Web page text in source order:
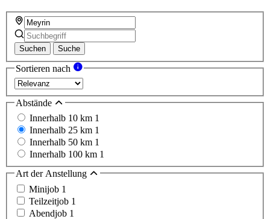
Suchen Suche
Sortieren nach
Abstände
Innerhalb 10 km 1
Innerhalb 25 km 1
Innerhalb 50 km 1
Innerhalb 100 km 1
Art der Anstellung
Minijob 1
Teilzeitjob 1
Abendjob 1